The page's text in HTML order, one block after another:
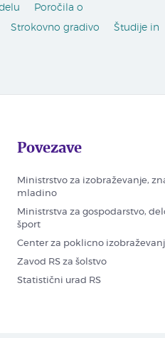
Poročila o
Strokovno gradivo
Študije in
Povezave
Ministrstvo za izobraževanje,
mladino
Ministrstva za gospodarstvo,
šport
Center za poklicno
Zavod RS za šolstvo
Statistični urad RS